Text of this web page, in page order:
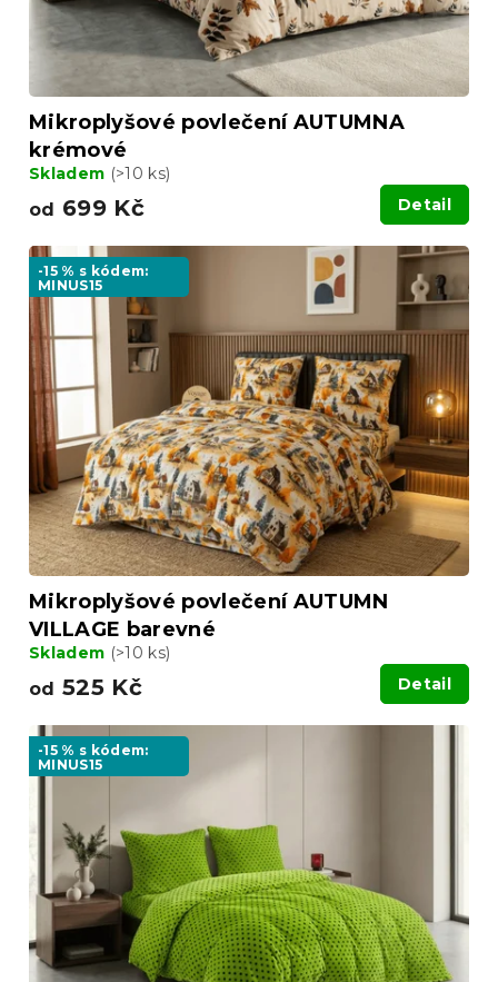
Mikroplyšové povlečení AUTUMNA
krémové
Skladem (>10 ks)
od 699 Kč Detail
-15 % s kódem:
MINUS15
Mikroplyšové povlečení AUTUMN
VILLAGE barevné
Skladem (>10 ks)
od 525 Kč Detail
-15 % s kódem:
MINUS15